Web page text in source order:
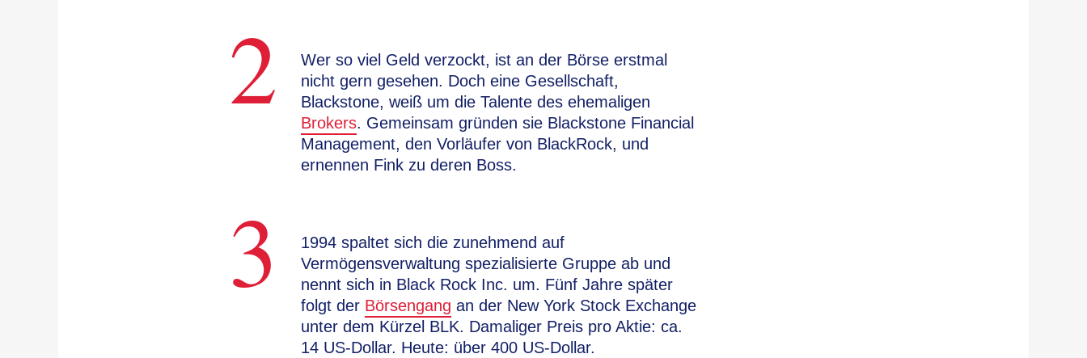
2
Wer so viel Geld verzockt, ist an der Börse erstmal
nicht gern gesehen. Doch eine Gesellschaft,
Blackstone, weiß um die Talente des ehemaligen
Brokers. Gemeinsam gründen sie Blackstone Financial
Management, den Vorläufer von BlackRock, und
ernennen Fink zu deren Boss.
3
1994 spaltet sich die zunehmend auf
Vermögensverwaltung spezialisierte Gruppe ab und
nennt sich in Black Rock Inc. um. Fünf Jahre später
folgt der Börsengang an der New York Stock Exchange
unter dem Kürzel BLK. Damaliger Preis pro Aktie: ca.
14 US-Dollar. Heute: über 400 US-Dollar.